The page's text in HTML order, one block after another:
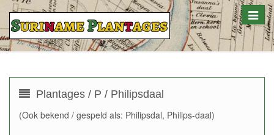
Toggle
Plantages / P / Philipsdaal
(Ook bekend / gespeld als: Philipsdal, Philips-daal)